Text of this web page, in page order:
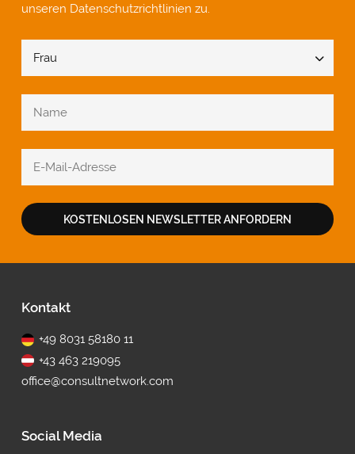
unseren Datenschutzrichtlinien zu.
KOSTENLOSEN NEWSLETTER ANFORDERN
Fußbereich
Kontakt
+49 8031 58180 11
+43 463 219095
office@consultnetwork.com
Social Media